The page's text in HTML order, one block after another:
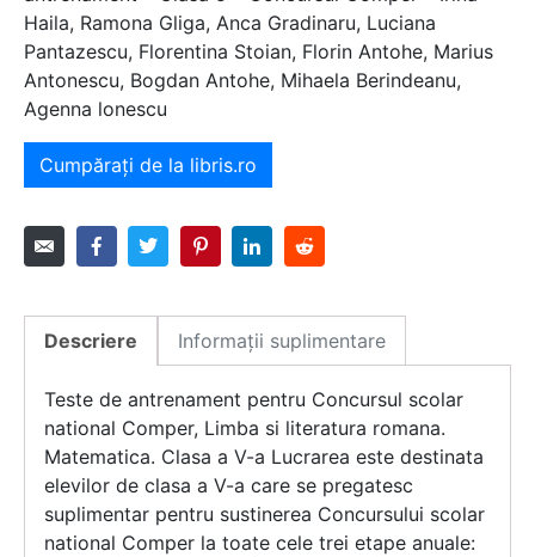
Haila, Ramona Gliga, Anca Gradinaru, Luciana
Pantazescu, Florentina Stoian, Florin Antohe, Marius
Antonescu, Bogdan Antohe, Mihaela Berindeanu,
Agenna lonescu
Cumpărați de la libris.ro
Descriere Informații suplimentare
Teste de antrenament pentru Concursul scolar
national Comper, Limba si literatura romana.
Matematica. Clasa a V-a Lucrarea este destinata
elevilor de clasa a V-a care se pregatesc
suplimentar pentru sustinerea Concursului scolar
national Comper la toate cele trei etape anuale: